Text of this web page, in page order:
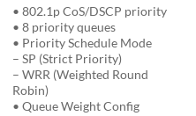
• 802.1p CoS/DSCP priority
• 8 priority queues
• Priority Schedule Mode
– SP (Strict Priority)
– WRR (Weighted Round
Robin)
• Queue Weight Config